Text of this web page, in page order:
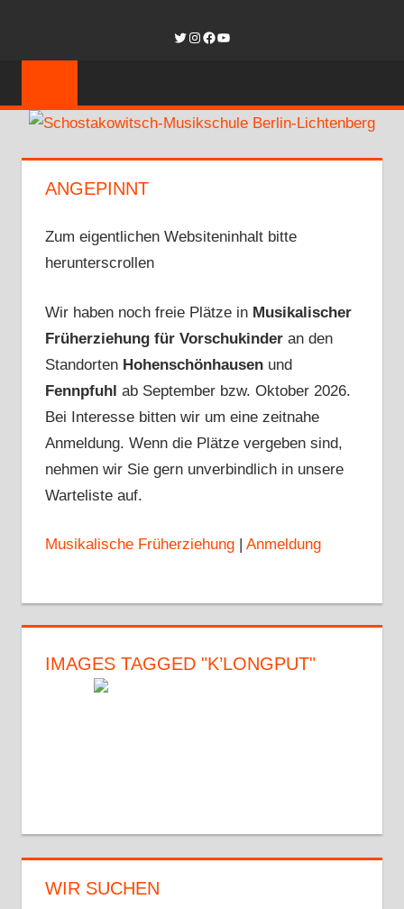
springen
BERLIN-
Twitter
Instagram
Facebook
YouTube
ANGEPINNT
Zum eigentlichen Websiteninhalt bitte
herunterscrollen
Wir haben noch freie Plätze in Musikalischer
Früherziehung für Vorschukinderan den
Standorten Hohenschönhausen und
Fennpfuhl ab September bzw. Oktober 2026.
Bei Interesse bitten wir um eine zeitnahe
Anmeldung. Wenn die Plätze vergeben sind,
nehmen wir Sie gern unverbindlich in unsere
Warteliste auf.
Musikalische Früherziehung| Anmeldung
IMAGES TAGGED "K’LONGPUT"
WIR SUCHEN